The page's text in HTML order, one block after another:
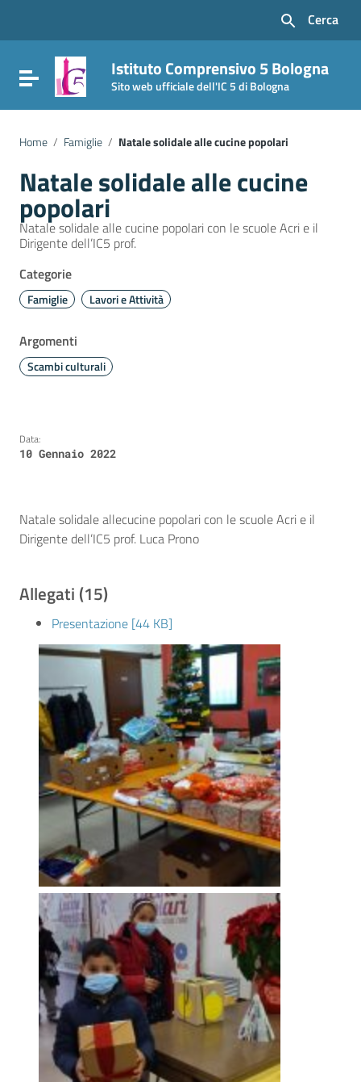
Vai al footer
Cerca
Attiva / disattiva la navigazione
Istituto Comprensivo 5 Bologna
Sito web ufficiale dell'IC 5 di Bologna
Home / Famiglie / Natale solidale alle cucine popolari
Natale solidale alle cucine
popolari
Natale solidale alle cucine popolari con le scuole Acri e il
Dirigente dell’IC5 prof.
Categorie
Famiglie Lavori e Attività
Argomenti
Scambi culturali
Data:
10 Gennaio 2022
Natale solidale allecucine popolari con le scuole Acri e il
Dirigente dell’IC5 prof. Luca Prono
Allegati (15)
Presentazione [44 KB]